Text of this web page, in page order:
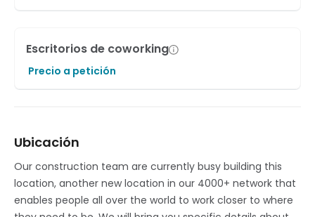
Escritorios de coworking
Precio a petición
Ubicación
Our construction team are currently busy building this
location, another new location in our 4000+ network that
enables people all over the world to work closer to where